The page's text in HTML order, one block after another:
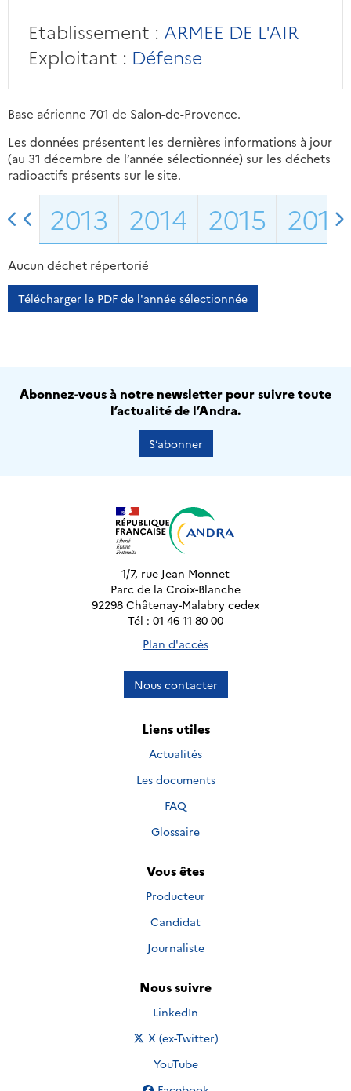
Etablissement : ARMEE DE L'AIR
Exploitant : Défense
Base aérienne 701 de Salon-de-Provence.
Les données présentent les dernières informations à jour
(au 31 décembre de l’année sélectionnée) sur les déchets
radioactifs présents sur le site.
2013 2014 2015 2016
Aucun déchet répertorié
Télécharger le PDF de l'année sélectionnée
Abonnez-vous à notre newsletter pour suivre toute
l’actualité de l’Andra.
S’abonner
1/7, rue Jean Monnet
Parc de la Croix-Blanche
92298 Châtenay-Malabry cedex
Tél : 01 46 11 80 00
Plan d'accès
Nous contacter
Liens utiles
Actualités
Les documents
FAQ
Glossaire
Vous êtes
Producteur
Candidat
Journaliste
Nous suivre
Nous suivre sur
LinkedIn
Nous suivre sur
X (ex-Twitter)
Nous suivre sur
YouTube